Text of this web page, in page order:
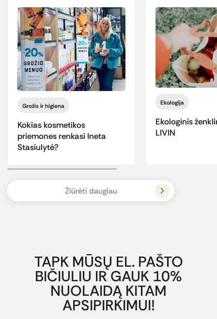
Grožis ir higiena
Kokias kosmetikos
priemones renkasi Ineta
Stasiulytė?
Ekologija
Ekologinis
LIVIN
Žiūrėti daugiau
TAPK MŪSŲ EL. PAŠTO
BIČIULIU IR GAUK 10%
NUOLAIDĄ KITAM
APSIPIRKIMUI!